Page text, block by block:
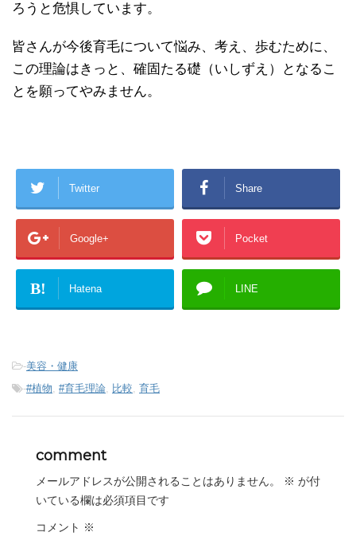
ろうと危惧しています。
皆さんが今後育毛について悩み、考え、歩むために、
この理論はきっと、確固たる礎（いしずえ）となるこ
とを願ってやみません。
Twitter Share
Google+ Pocket
B! Hatena LINE
-美容・健康
-#植物, #育毛理論, 比較, 育毛
comment
メールアドレスが公開されることはありません。 ※ が付
いている欄は必須項目です
コメント ※